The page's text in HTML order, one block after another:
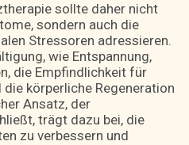
sollte daher nicht
sondern auch die
Stressoren adressieren.
wie Entspannung,
die Empfindlichkeit für
körperliche Regeneration
Ansatz, der
trägt dazu bei, die
zu verbessern und